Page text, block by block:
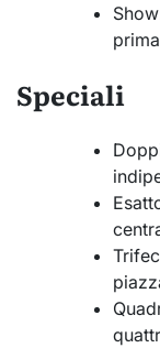
Speciali